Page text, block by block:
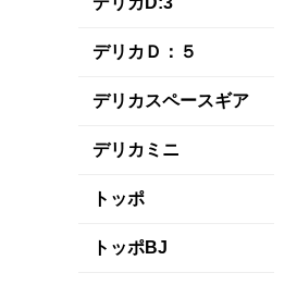
デリカＤ：５
デリカスペースギア
デリカミニ
トッポ
トッポBJ